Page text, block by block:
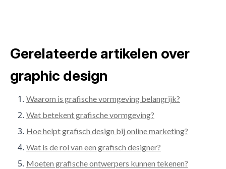
Gerelateerde artikelen over
graphic design
Waarom is grafische vormgeving belangrijk?
Wat betekent grafische vormgeving?
Hoe helpt grafisch design bij online marketing?
Wat is de rol van een grafisch designer?
Moeten grafische ontwerpers kunnen tekenen?